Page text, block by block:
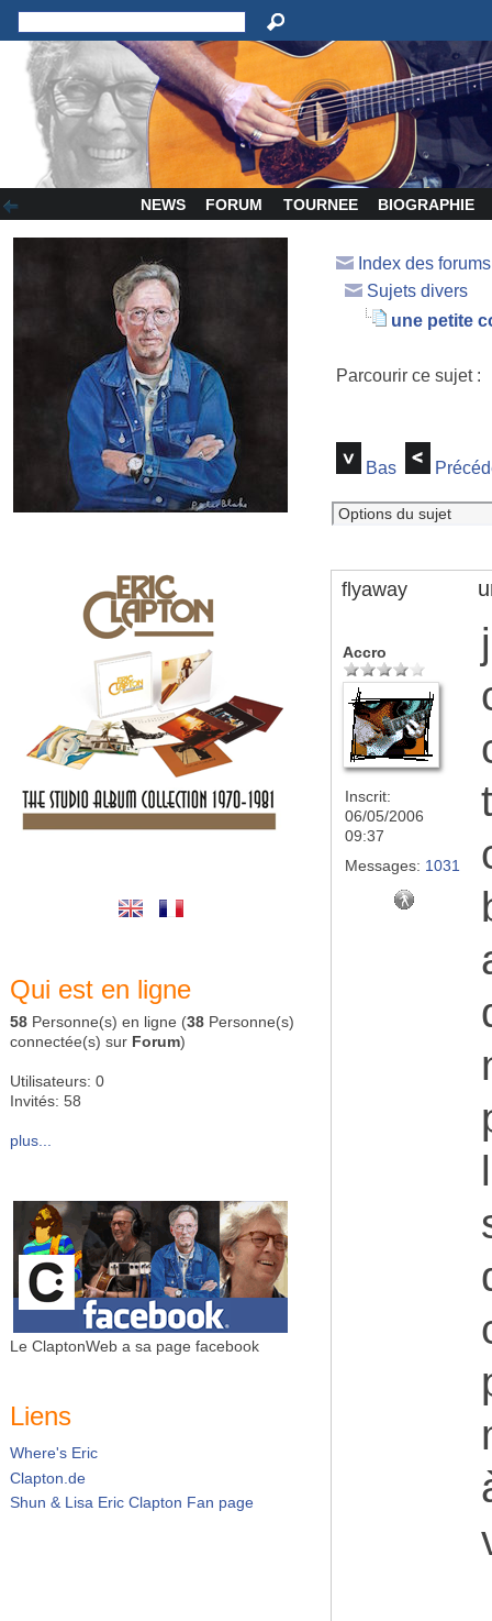
NEWS FORUM TOURNEE BIOGRAPHIE
Qui est en ligne
58 Personne(s) en ligne (38 Personne(s)
connectée(s) sur Forum)
Utilisateurs: 0
Invités: 58
plus...
Le ClaptonWeb a sa page facebook
Liens
Where's Eric
Clapton.de
Shun & Lisa Eric Clapton Fan page
Index des
Sujets divers
une petite
Parcourir ce sujet
Bas
flyaway
Accro
Inscrit:
06/05/2006
09:37
Messages: 1031